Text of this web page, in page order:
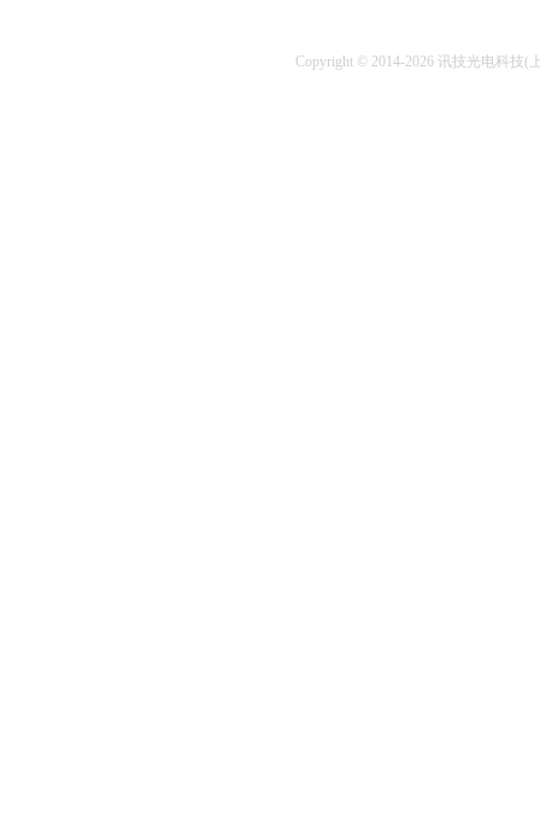
Copyright © 2014-2026 讯技光电科技(